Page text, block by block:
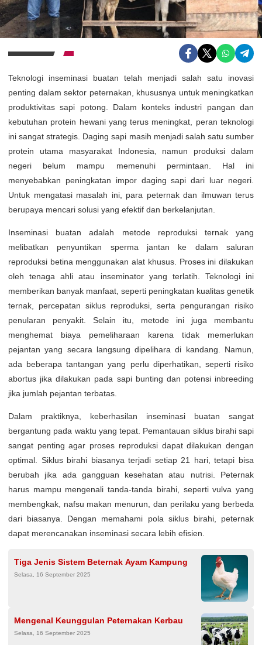
Teknologi inseminasi buatan telah menjadi salah satu inovasi
penting dalam sektor peternakan, khususnya untuk meningkatkan
produktivitas sapi potong. Dalam konteks industri pangan dan
kebutuhan protein hewani yang terus meningkat, peran teknologi
ini sangat strategis. Daging sapi masih menjadi salah satu sumber
protein utama masyarakat Indonesia, namun produksi dalam
negeri belum mampu memenuhi permintaan. Hal ini
menyebabkan peningkatan impor daging sapi dari luar negeri.
Untuk mengatasi masalah ini, para peternak dan ilmuwan terus
berupaya mencari solusi yang efektif dan berkelanjutan.
Inseminasi buatan adalah metode reproduksi ternak yang
melibatkan penyuntikan sperma jantan ke dalam saluran
reproduksi betina menggunakan alat khusus. Proses ini dilakukan
oleh tenaga ahli atau inseminator yang terlatih. Teknologi ini
memberikan banyak manfaat, seperti peningkatan kualitas genetik
ternak, percepatan siklus reproduksi, serta pengurangan risiko
penularan penyakit. Selain itu, metode ini juga membantu
menghemat biaya pemeliharaan karena tidak memerlukan
pejantan yang secara langsung dipelihara di kandang. Namun,
ada beberapa tantangan yang perlu diperhatikan, seperti risiko
abortus jika dilakukan pada sapi bunting dan potensi inbreeding
jika jumlah pejantan terbatas.
Dalam praktiknya, keberhasilan inseminasi buatan sangat
bergantung pada waktu yang tepat. Pemantauan siklus birahi sapi
sangat penting agar proses reproduksi dapat dilakukan dengan
optimal. Siklus birahi biasanya terjadi setiap 21 hari, tetapi bisa
berubah jika ada gangguan kesehatan atau nutrisi. Peternak
harus mampu mengenali tanda-tanda birahi, seperti vulva yang
membengkak, nafsu makan menurun, dan perilaku yang berbeda
dari biasanya. Dengan memahami pola siklus birahi, peternak
dapat merencanakan inseminasi secara lebih efisien.
Tiga Jenis Sistem Beternak Ayam Kampung
Selasa, 16 September 2025
Mengenal Keunggulan Peternakan Kerbau
Selasa, 16 September 2025